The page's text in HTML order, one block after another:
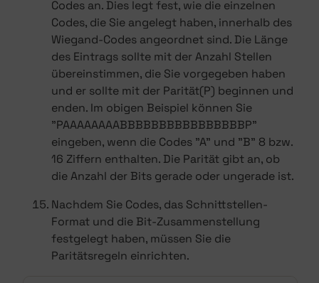
Codes an. Dies legt fest, wie die einzelnen
Codes, die Sie angelegt haben, innerhalb des
Wiegand-Codes angeordnet sind. Die Länge
des Eintrags sollte mit der Anzahl Stellen
übereinstimmen, die Sie vorgegeben haben
und er sollte mit der Parität(P) beginnen und
enden. Im obigen Beispiel können Sie
"PAAAAAAAABBBBBBBBBBBBBBBBP"
eingeben, wenn die Codes "A" und "B" 8 bzw.
16 Ziffern enthalten. Die Parität gibt an, ob
die Anzahl der Bits gerade oder ungerade ist.
Nachdem Sie Codes, das Schnittstellen-
Format und die Bit-Zusammenstellung
festgelegt haben, müssen Sie die
Paritätsregeln einrichten.